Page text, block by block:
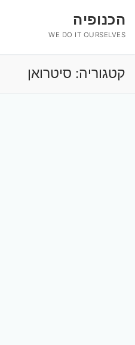
לתוכןהכנופיה
WE DO IT OURSELVES
קטגוריה: סיטרואן